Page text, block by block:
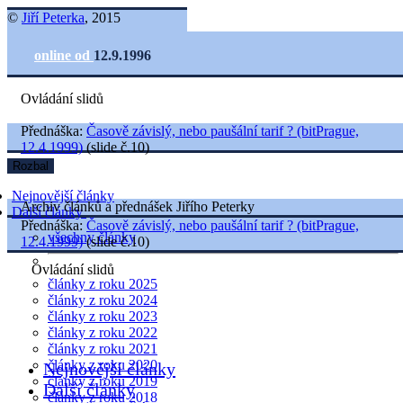
© Jiří Peterka, 2015
online od 12.9.1996
Ovládání slidů
Nejnovější články
Další články
všechny články
články z roku 2025
články z roku 2024
články z roku 2023
články z roku 2022
články z roku 2021
články z roku 2020
články z roku 2019
články z roku 2018
Přednáška: Časově závislý, nebo paušální tarif ? (bitPrague,
12.4.1999)(slide č.10)
Rozbal
Archiv článků a přednášek Jiřího Peterky
Přednáška: Časově závislý, nebo paušální tarif ? (bitPrague,
12.4.1999)(slide č.10)
Ovládání slidů
Nejnovější články
Další články